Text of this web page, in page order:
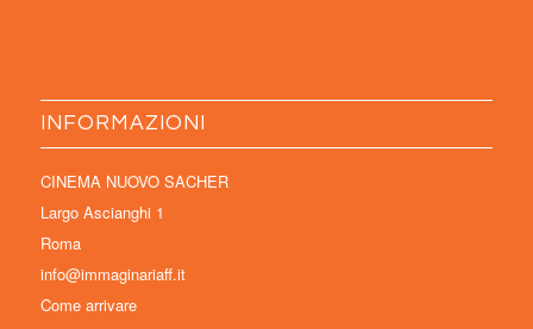
INFORMAZIONI
CINEMA NUOVO SACHER
Largo Ascianghi 1
Roma
info@immaginariaff.it
Come arrivare